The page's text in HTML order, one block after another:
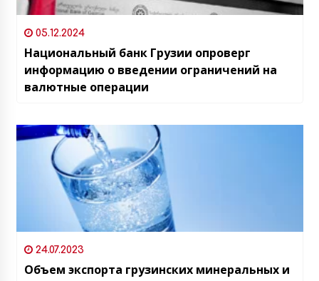
05.12.2024
Национальный банк Грузии опроверг
информацию о введении ограничений на
валютные операции
24.07.2023
Объем экспорта грузинских минеральных и